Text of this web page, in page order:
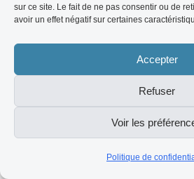
sur ce site. Le fait de ne pas consentir ou de
avoir un effet négatif sur certaines
Accepter
Refuser
Voir les
Politique de
notoriété de marque qui
souvent que leurs avis pour
légitimité face à des
ou mieux dotés en budget
Q:Quelles plateformes
corporate avis co in ? R: La